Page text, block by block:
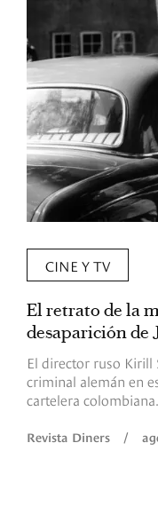
CINE Y TV
El retrato de la
desaparición de
El director ruso Kirill
criminal alemán en
cartelera colombiana.
Revista Diners /